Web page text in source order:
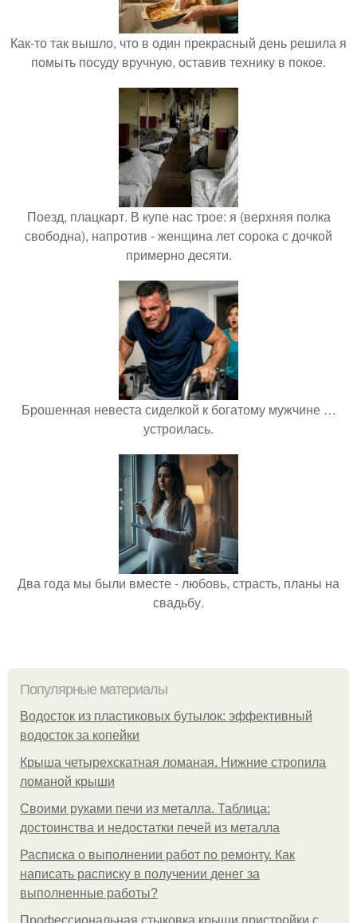
Как-то так вышло, что в один прекрасный день решила я
помыть посуду вручную, оставив технику в покое.
Поезд, плацкарт. В купе нас трое: я (верхняя полка
свободна), напротив - женщина лет сорока с дочкой
примерно десяти.
Брошенная невеста сиделкой к богатому мужчине …
устроилась.
Два года мы были вместе - любовь, страсть, планы на
свадьбу.
Популярные материалы
Водосток из пластиковых бутылок: эффективный
водосток за копейки
Крыша четырехскатная ломаная. Нижние стропила
ломаной крыши
Своими руками печи из металла. Таблица:
достоинства и недостатки печей из металла
Расписка о выполнении работ по ремонту. Как
написать расписку в получении денег за
выполненные работы?